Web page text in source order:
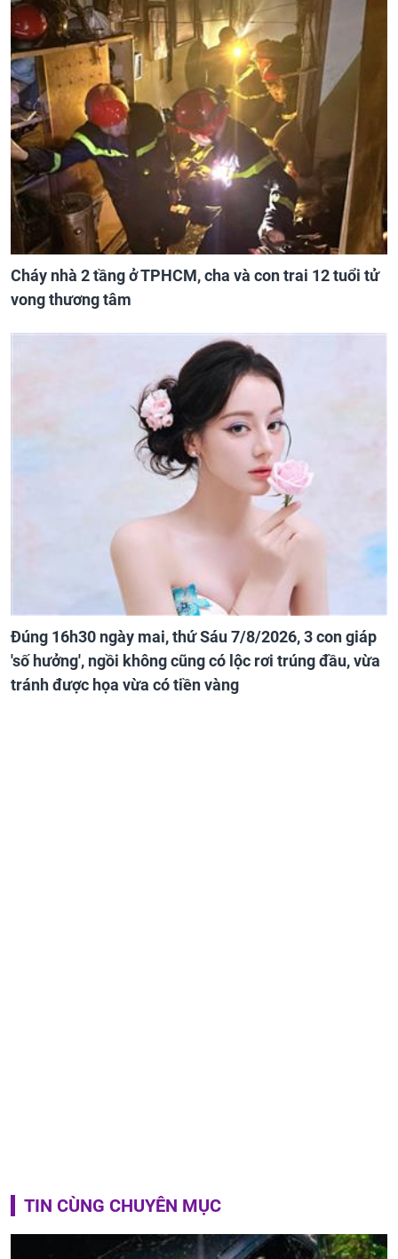
Cháy nhà 2 tầng ở TPHCM, cha và con trai 12 tuổi tử
vong thương tâm
Đúng 16h30 ngày mai, thứ Sáu 7/8/2026, 3 con giáp
'số hưởng', ngồi không cũng có lộc rơi trúng đầu, vừa
tránh được họa vừa có tiền vàng
TIN CÙNG CHUYÊN MỤC